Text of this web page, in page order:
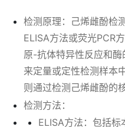
检测原理：己烯雌酚检
ELISA方法或荧光PCR
原-抗体特异性反应和
来定量或定性检测样本
则通过检测己烯雌酚的
检测方法：
ELISA方法：包括